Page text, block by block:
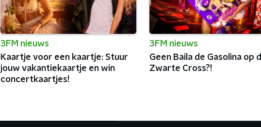
3FM nieuws
Kaartje voor een kaartje: Stuur
jouw vakantiekaartje en win
concertkaartjes!
3FM nieuws
Geen Baila de Gasolina op
Zwarte Cross?!